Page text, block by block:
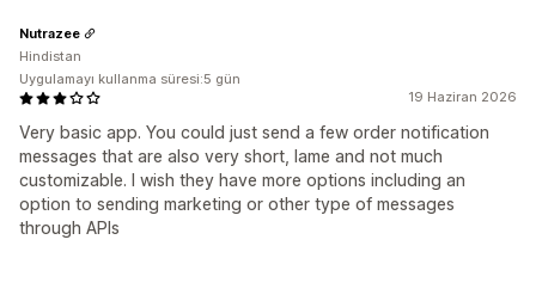
19 Haziran 2026
Very basic app. You could just send a few order notification
messages that are also very short, lame and not much
customizable. I wish they have more options including an
option to sending marketing or other type of messages
through APIs
Nutrazee
Hindistan
Uygulamayı kullanma süresi:5 gün